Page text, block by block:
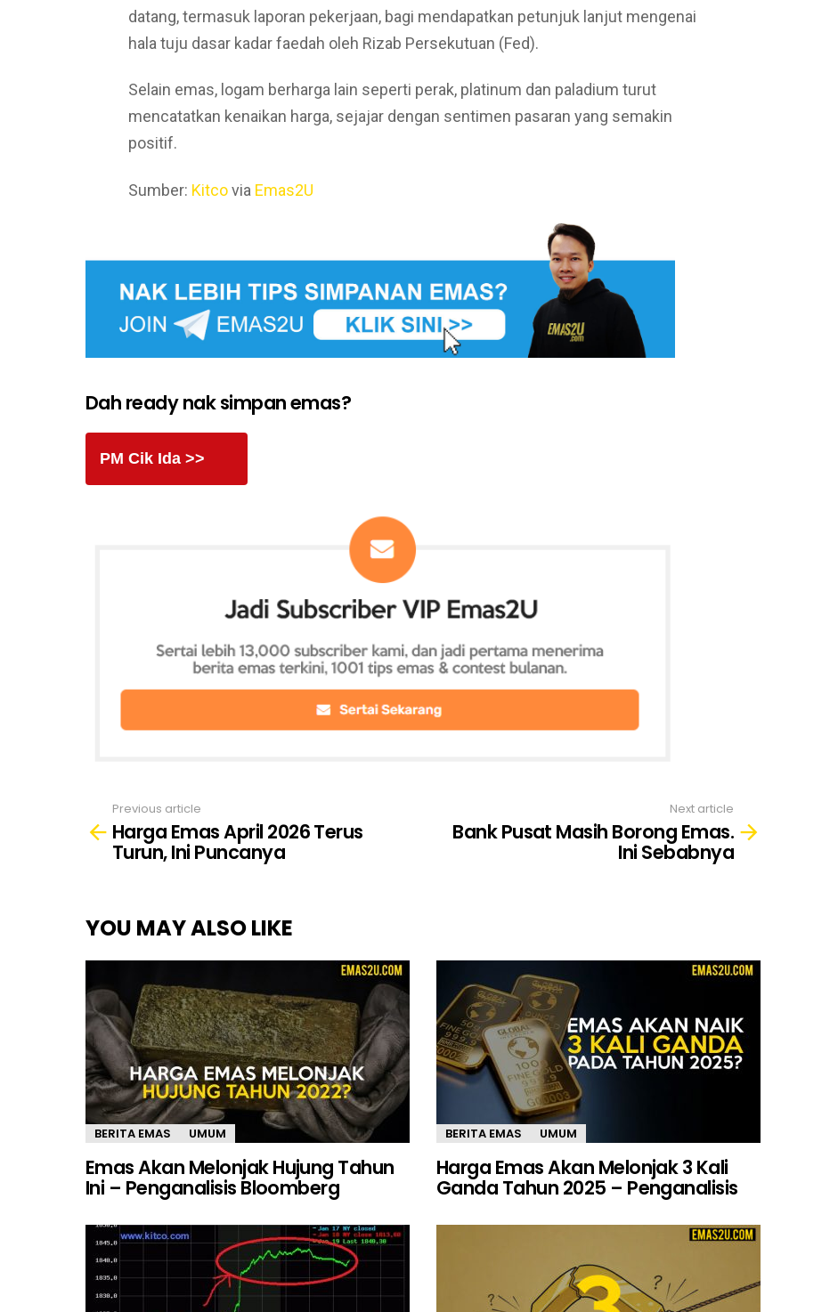
datang, termasuk laporan pekerjaan, bagi mendapatkan petunjuk lanjut mengenai
hala tuju dasar kadar faedah oleh Rizab Persekutuan (Fed).
Selain emas, logam berharga lain seperti perak, platinum dan paladium turut
mencatatkan kenaikan harga, sejajar dengan sentimen pasaran yang semakin
positif.
Sumber: Kitcovia Emas2U
Dah ready nak simpan emas?
PM Cik Ida >>
more
Previous article
Harga Emas April 2026 Terus
Turun, Ini Puncanya
Next article
Bank Pusat Masih Borong Emas.
Ini Sebabnya
YOU MAY ALSO LIKE
BERITA EMAS UMUM
Emas Akan Melonjak Hujung Tahun
Ini – Penganalisis Bloomberg
BERITA EMAS UMUM
Harga Emas Akan Melonjak 3 Kali
Ganda Tahun 2025 – Penganalisis